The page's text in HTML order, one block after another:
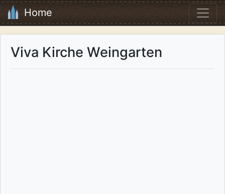
Home
Viva Kirche Weingarten